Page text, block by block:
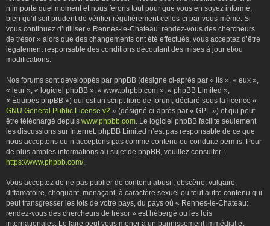
n’importe quel moment et nous ferons tout pour que vous en soyez informé,
bien qu’il soit prudent de vérifier régulièrement celles-ci par vous-même. Si
vous continuez d’utiliser « Rennes-le-Chateau: rendez-vous des chercheurs
de trésor » alors que des changements ont été effectués, vous acceptez d’être
légalement responsable des conditions découlant des mises à jour et/ou
modifications.
Nos forums sont développés par phpBB (désigné ci-après par « ils », « eux »,
« leur », « logiciel phpBB », « www.phpbb.com », « phpBB Limited »,
« Équipes phpBB ») qui est un script libre de forum, déclaré sous la licence «
GNU General Public License v2 » (désigné ci-après par « GPL ») et qui peut
être téléchargé depuis www.phpbb.com. Le logiciel phpBB facilite seulement
les discussions sur Internet. phpBB Limited n’est pas responsable de ce que
nous acceptons ou n’acceptons pas comme contenu ou conduite permis. Pour
de plus amples informations au sujet de phpBB, veuillez consulter :
https://www.phpbb.com/.
Vous acceptez de ne pas publier de contenu abusif, obscène, vulgaire,
diffamatoire, choquant, menaçant, à caractère sexuel ou tout autre contenu qui
peut transgresser les lois de votre pays, du pays où « Rennes-le-Chateau:
rendez-vous des chercheurs de trésor » est hébergé ou les lois
internationales. Le faire peut vous mener à un bannissement immédiat et